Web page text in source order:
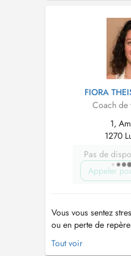
J'accompagne tant
managers/dirigeants.
FIORA
Coach de
1,
1270
Pas de
Appeler
Vous vous sentez
ou en perte de
sentiment diffus que «
plus » sans toujours
Tout voir